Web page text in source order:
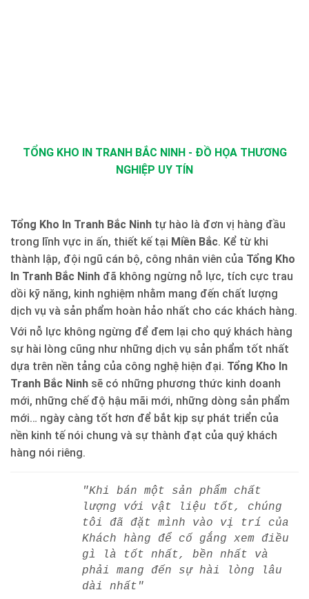
TỔNG KHO IN TRANH BẮC NINH - ĐỒ HỌA THƯƠNG
NGHIỆP UY TÍN
Tổng Kho In Tranh Bắc Ninh tự hào là đơn vị hàng đầu
trong lĩnh vực in ấn, thiết kế tại Miền Bắc. Kể từ khi
thành lập, đội ngũ cán bộ, công nhân viên của Tổng Kho
In Tranh Bắc Ninh đã không ngừng nỗ lực, tích cực trau
dồi kỹ năng, kinh nghiệm nhằm mang đến chất lượng
dịch vụ và sản phẩm hoàn hảo nhất cho các khách hàng.
Với nỗ lực không ngừng để đem lại cho quý khách hàng
sự hài lòng cũng như những dịch vụ sản phẩm tốt nhất
dựa trên nền tảng của công nghệ hiện đại. Tổng Kho In
Tranh Bắc Ninh sẽ có những phương thức kinh doanh
mới, những chế độ hậu mãi mới, những dòng sản phẩm
mới… ngày càng tốt hơn để bắt kịp sự phát triển của
nền kinh tế nói chung và sự thành đạt của quý khách
hàng nói riêng.
"Khi bán một sản phẩm chất
lượng với vật liệu tốt, chúng
tôi đã đặt mình vào vị trí của
Khách hàng để cố gắng xem điều
gì là tốt nhất, bền nhất và
phải mang đến sự hài lòng lâu
dài nhất"